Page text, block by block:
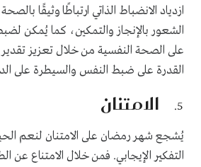
ازدياد الانضباط الذاتي ارتباطًا وثيقًا
الشعور بالإنجاز والتمكين، كما يُمكن
على الصحة النفسية من خلال تعزيز تقدير
القدرة على ضبط النفس والسيطرة على
الامتنان
يُشجع شهر رمضان على الامتنان لنعم
التفكير الإيجابي. فمن خلال الامتناع عن